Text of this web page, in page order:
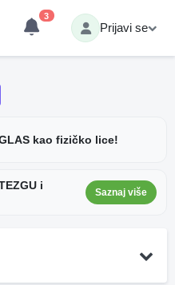
3
Prijavi se
kao fizičko lice!
i
Saznaj više